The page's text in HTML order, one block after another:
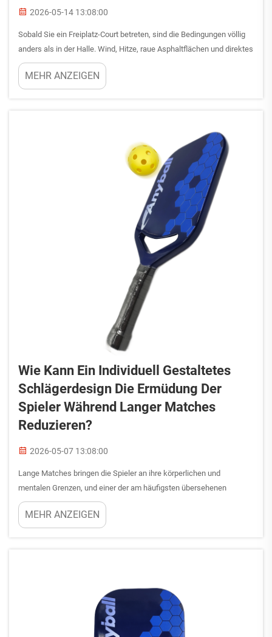
2026-05-14 13:08:00
Sobald Sie ein Freiplatz-Court betreten, sind die Bedingungen völlig
anders als in der Halle. Wind, Hitze, raue Asphaltflächen und direktes
Sonnenlicht stellen besondere Anforderungen an Ihre Ausrüstung –
und der von Ihnen gewählte Pickleball-Ball bildet da keine
MEHR ANZEIGEN
Wie Kann Ein Individuell Gestaltetes
Schlägerdesign Die Ermüdung Der
Spieler Während Langer Matches
Reduzieren?
2026-05-07 13:08:00
Lange Matches bringen die Spieler an ihre körperlichen und
mentalen Grenzen, und einer der am häufigsten übersehenen
Faktoren für Ermüdung ist die Ausrüstung selbst. Wenn ein Schläger
schlecht ausbalanciert ist, zu schwer oder bei jedem Schlag stark
MEHR ANZEIGEN